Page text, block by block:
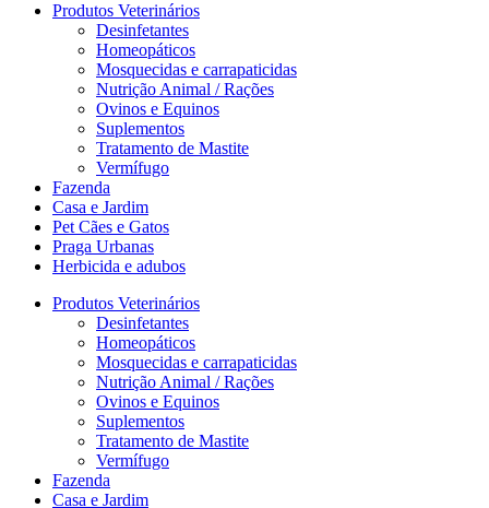
Produtos Veterinários
Desinfetantes
Homeopáticos
Mosquecidas e carrapaticidas
Nutrição Animal / Rações
Ovinos e Equinos
Suplementos
Tratamento de Mastite
Vermífugo
Fazenda
Casa e Jardim
Pet Cães e Gatos
Praga Urbanas
Herbicida e adubos
Produtos Veterinários
Desinfetantes
Homeopáticos
Mosquecidas e carrapaticidas
Nutrição Animal / Rações
Ovinos e Equinos
Suplementos
Tratamento de Mastite
Vermífugo
Fazenda
Casa e Jardim